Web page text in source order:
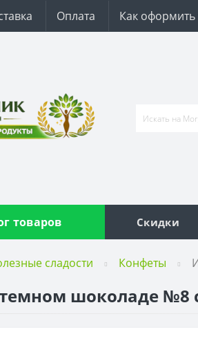
Оплата Как оформить
товаров Скидки
сладости Конфеты
шоколаде №8